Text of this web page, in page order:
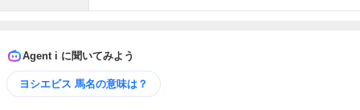
Agent i に聞いてみよう
ヨシエビス 馬名の意味は？